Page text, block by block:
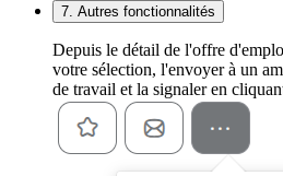
7. Autres fonctionnalités
Depuis le détail de l'offre
votre sélection, l'envoyer à un
de travail et la signaler en